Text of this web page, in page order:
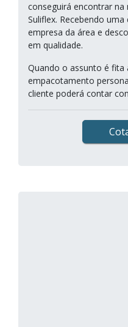
conseguirá encontrar
Suliflex. Recebendo
empresa da área e
em qualidade.
Quando o assunto é fita
empacotamento
cliente poderá contar